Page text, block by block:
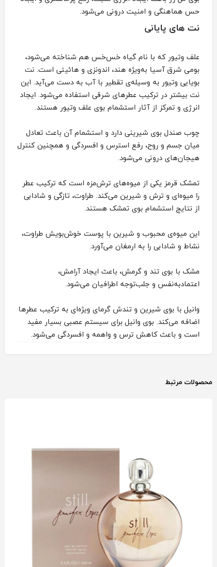
حس هماهنگی و امنیت درونی می‌شود.
نت های پایانی
علف وتیور که با نام گیاه خس‌خس هم شناخته می‌شود،
بومی شرق آسیا به‌ویژه هند، اندونزی و هائیتی است. نت
بویایی وتیور به وسیله‌ی تقطیر با آب به دست می‌آید. این
نت بیشتر در ترکیب عطرهای شرقی استفاده می‌شود. ایجاد
انرژی و تمرکز از آثار استشمام بوی علف وتیور هستند.
چوب صندل بوی شیرینی دارد و استشمام آن باعث تعادل
میان جسم و روح، رفع استرس و افسردگی و همچنین کنترل
هیجان‌های درونی می‌شود.
تمشک قرمز یکی از میوه‌های ترش‌مزه است که ترکیب عطر
را میوه‌ای و ترش و شیرین می‌کند. طراوت، تازگی و شادابی
از نتایج استشمام بوی تمشک هستند.
این میوه‌ی محبوب و شیرین با پوست خوش‌بویش طراوت،
نشاط و شادابی را به ارمغان می‌آورد.
مشک با بوی تند و گرمش، باعث ایجاد آرامش،
اعتمادبه‌نفس و جلب‌توجه اطرافیان می‌شود.
وانیل با بوی شیرین و تندش گرمای ویژه‌ای به ترکیب عطرها
اضافه می‌کند. بوی وانیل برای سیستم عصبی بسیار مفید
است و باعث کاهش ترس و واهمه و افسردگی می‌شود.
محصولات مرتبط